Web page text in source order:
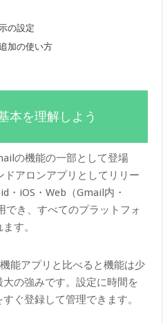
の設定
加の使い方
本を理解しよう
の機能の一部として登場
ドアロンアプリとしてリリー
・iOS・Web（Gmail内・
でき、すべてのプラットフォ
す。
能アプリと比べると機能は少
の強みです。設定に時間を
ぐ登録して管理できます。